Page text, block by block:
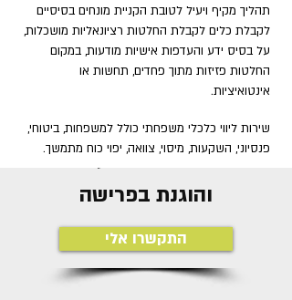
בואו להכיר תפיסת עולם שונה
והוגנת בפרישה
התקשרו אלי
תהליך מקיף ויעיל לטובת הקניית מונחים בסיסיים
לקבלת כלים לקבלת החלטות רציונאליות מושכלות,
על בסיס ידע והעדפות אישיות מודעות, במקום
החלטות פזיזות מתוך פחדים, תחשות או
אינטואיציות.
שירות ליווי כלכלי משפחתי כולל למשפחות, ביטוחי,
פנסיוני, השקעות, מיסוי, צוואה, יפוי כוח מתמשך.